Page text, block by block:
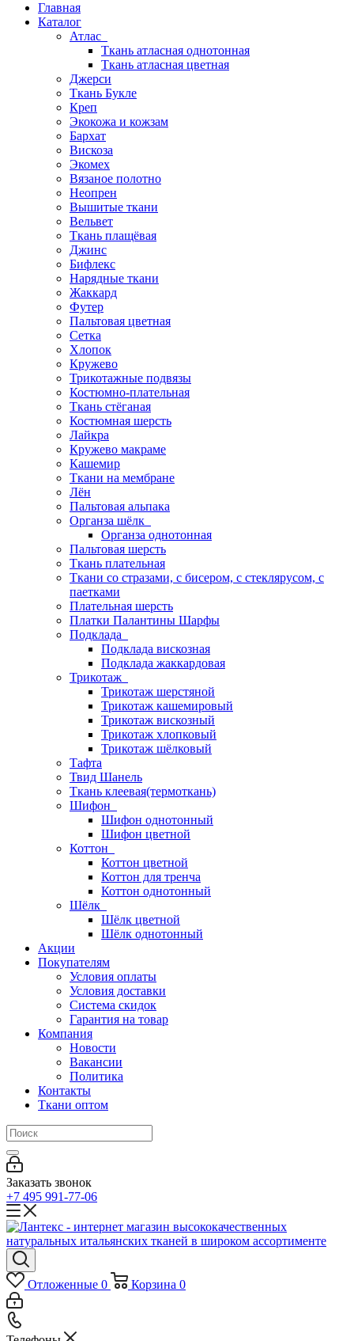
Главная
Каталог
Атлас
Ткань атласная однотонная
Ткань атласная цветная
Джерси
Ткань Букле
Креп
Экокожа и кожзам
Бархат
Вискоза
Экомех
Вязаное полотно
Неопрен
Вышитые ткани
Вельвет
Ткань плащёвая
Джинс
Бифлекс
Нарядные ткани
Жаккард
Футер
Пальтовая цветная
Сетка
Хлопок
Кружево
Трикотажные подвязы
Костюмно-плательная
Ткань стёганая
Костюмная шерсть
Лайкра
Кружево макраме
Кашемир
Ткани на мембране
Лён
Пальтовая альпака
Органза шёлк
Органза однотонная
Пальтовая шерсть
Ткань плательная
Ткани со стразами, с бисером, с стеклярусом, с
паетками
Плательная шерсть
Платки Палантины Шарфы
Подклада
Подклада вискозная
Подклада жаккардовая
Трикотаж
Трикотаж шерстяной
Трикотаж кашемировый
Трикотаж вискозный
Трикотаж хлопковый
Трикотаж шёлковый
Тафта
Твид Шанель
Ткань клеевая(термоткань)
Шифон
Шифон однотонный
Шифон цветной
Коттон
Коттон цветной
Коттон для тренча
Коттон однотонный
Шёлк
Шёлк цветной
Шёлк однотонный
Акции
Покупателям
Условия оплаты
Условия доставки
Система скидок
Гарантия на товар
Компания
Новости
Вакансии
Политика
Контакты
Ткани оптом
Заказать звонок
+7 495 991-77-06
Отложенные 0 Корзина 0